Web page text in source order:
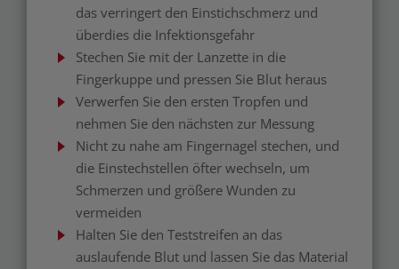
das verringert den Einstichschmerz und
überdies die Infektionsgefahr
Stechen Sie mit der Lanzette in die
Fingerkuppe und pressen Sie Blut heraus
Verwerfen Sie den ersten Tropfen und
nehmen Sie den nächsten zur Messung
Nicht zu nahe am Fingernagel stechen, und
die Einstechstellen öfter wechseln, um
Schmerzen und größere Wunden zu
vermeiden
Halten Sie den Teststreifen an das
auslaufende Blut und lassen Sie das Material